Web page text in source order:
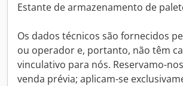
Estante de armazenamento de
Os dados técnicos são fornecidos
ou operador e, portanto, não têm
vinculativo para nós. Reservamo-
venda prévia; aplicam-se